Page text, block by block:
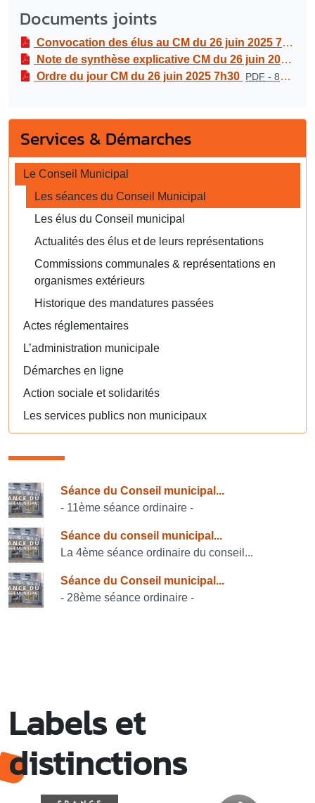
Documents joints
Convocation des élus au CM du 26 juin 2025 7h30
Note de synthèse explicative CM du 26 juin 2025 7h30
Ordre du jour CM du 26 juin 2025 7h30 PDF - 87.6 kio
Services & Démarches
Le Conseil Municipal
Les séances du Conseil Municipal
Les élus du Conseil municipal
Actualités des élus et de leurs représentations
Commissions communales & représentations en
organismes extérieurs
Historique des mandatures passées
Actes réglementaires
L’administration municipale
Démarches en ligne
Action sociale et solidarités
Les services publics non municipaux
Consulter également
Séance du Conseil municipal...
- 11ème séance ordinaire -
Séance du conseil municipal...
La 4ème séance ordinaire du conseil...
Séance du Conseil municipal...
- 28ème séance ordinaire -
Labels et
distinctions